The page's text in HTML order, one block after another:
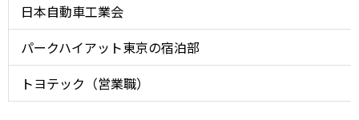
日本自動車工業会
パークハイアット東京の宿泊部
トヨテック（営業職）